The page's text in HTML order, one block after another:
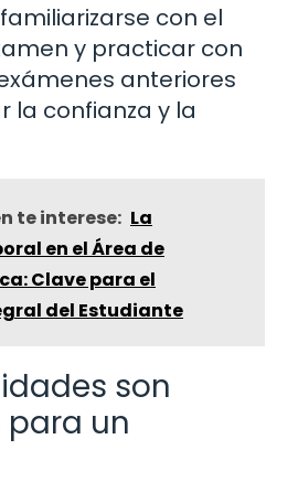
con el
y practicar con
anteriores
la confianza y la
te interese: La
en el Área de
Clave para el
del Estudiante
son
para un